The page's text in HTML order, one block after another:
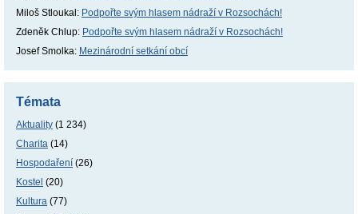
Miloš Stloukal : Podpořte svým hlasem nádraží v Rozsochách!
Zdeněk Chlup: Podpořte svým hlasem nádraží v Rozsochách!
Josef Smolka: Mezinárodní setkání obcí
Témata
Aktuality (1 234)
Charita (14)
Hospodaření (26)
Kostel (20)
Kultura (77)